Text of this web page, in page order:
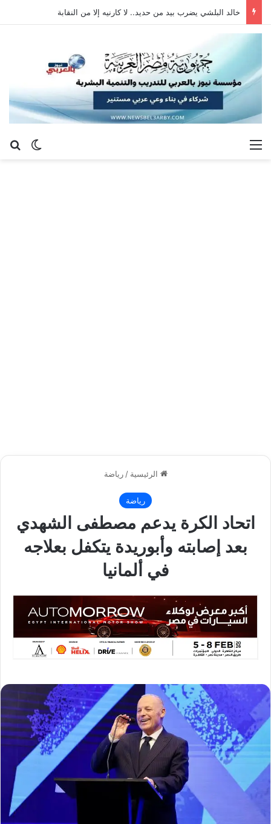
خالد البلشي يضرب بيد من حديد.. لا كارنيه إلا من النقابة
الوضع القائمة
الرئيسية / رياضة
رياضة
اتحاد الكرة يدعم مصطفى الشهدي
بعد إصابته وأبوريدة يتكفل بعلاجه
في ألمانيا